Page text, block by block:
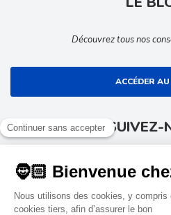
Découvrez tous nos
ACCÉDER
SUIVEZ-
Suivez toute